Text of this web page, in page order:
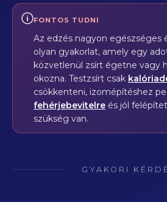
FONTOS TUDNI
Az edzés nagyon egészséges
olyan gyakorlat, amely egy
közvetlenül zsírt égetne vagy
okozna. Testzsírt csak
csökkenteni, izomépítéshez
fehérjebevitelre és jól
szükség van.
GYAKORI